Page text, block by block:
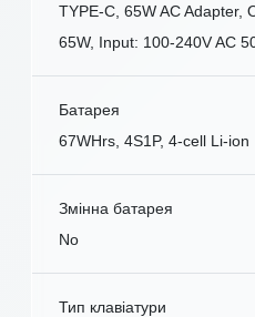
TYPE-C, 65W AC Adapter,
65W, Input: 100-240V AC
Батарея
67WHrs, 4S1P, 4-cell Li-ion
Змінна батарея
No
Тип клавіатури